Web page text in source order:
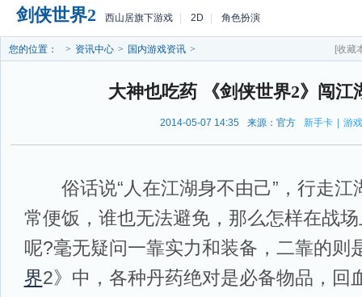
剑侠世界2 西山居旗下游戏 2D 角色扮演
您的位置： > 资讯中心 > 国内游戏资讯 > [收藏
大神也吃药 《剑侠世界2》闯江
2014-05-07 14:35 来源：官方 新手卡 游
俗话说“人在江湖身不由己”，行走江
常便饭，谁也无法避免，那么怎样在战
呢?毫无疑问一靠实力和装备，二靠的则
界2》中，各种丹药绝对是必备物品，回